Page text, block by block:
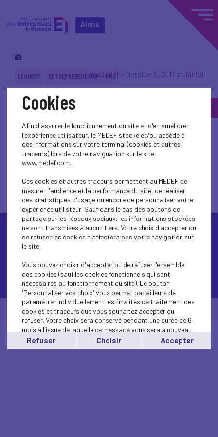
Aisne
ECONOMY ENTREPRENEURSHIP - SMEPosted the October 5, 2017 at 14h59
Back to topic
Contactez-nous
© Medef Aisne 2026 - Mentions légales
Cookies
Afin d'assurer le fonctionnement du site et d'en améliorer
l'expérience utilisateur, le MEDEF stocke et/ou accède à
des informations sur votre terminal (cookies et autres
traceurs) lors de votre naviguation sur le site
www.medef.com.
Ces cookies et autres traceurs permettent au MEDEF de
mesurer l'audience et la performance du site, de réaliser
des statistiques d'usage ou encore de personnaliser votre
expérience utilisteur. Sauf dans le cas des boutons de
partage sur les réseaux sociaux, les informations stockées
ne sont transmises à aucun tiers. Votre choix d'accepter ou
de refuser les cookies n'affectera pas votre navigation sur
le site.
Vous pouvez choisir d'accepter ou de refuser l'ensemble
des cookies (sauf les cookies fonctionnels qui sont
nécessaires au fonctionnement du site). Le bouton
'Personnaliser vos choix' vous permet par ailleurs de
paramétrer individuellement les finalités de traitement des
cookies et traceurs que vous souhaitez accepter ou
refuser. Votre choix sera conservé pendant une durée de 6
mois à l'issue de laquelle ce message vous sera à nouveau
affiché..
Vous pouvez modifier votre choix à tout moment en
Refuser Choisir Accepter